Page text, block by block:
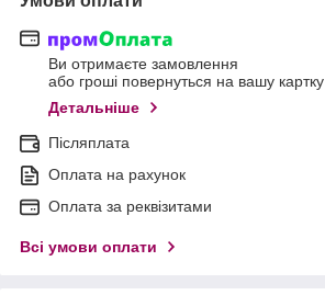
Ви отримаєте замовлення
або гроші повернуться на вашу картку
Детальніше
Післяплата
Оплата на рахунок
Оплата за реквізитами
Всі умови оплати